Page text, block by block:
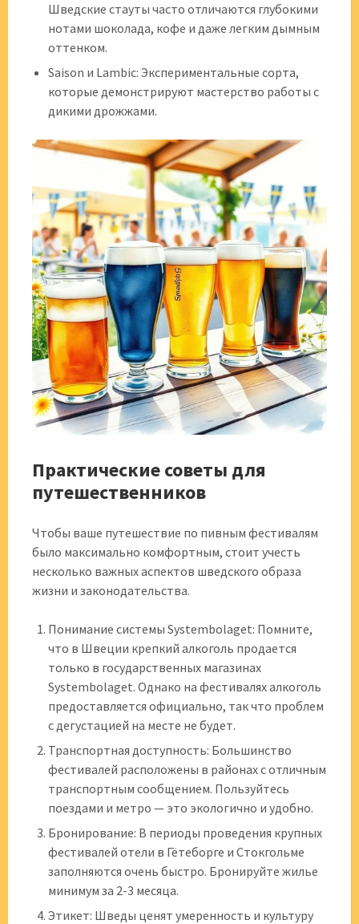
Шведские стауты часто отличаются глубокими
нотами шоколада, кофе и даже легким дымным
оттенком.
Saison и Lambic: Экспериментальные сорта,
которые демонстрируют мастерство работы с
дикими дрожжами.
Практические советы для
путешественников
Чтобы ваше путешествие по пивным фестивалям
было максимально комфортным, стоит учесть
несколько важных аспектов шведского образа
жизни и законодательства.
Понимание системы Systembolaget: Помните,
что в Швеции крепкий алкоголь продается
только в государственных магазинах
Systembolaget. Однако на фестивалях алкоголь
предоставляется официально, так что проблем
с дегустацией на месте не будет.
Транспортная доступность: Большинство
фестивалей расположены в районах с отличным
транспортным сообщением. Пользуйтесь
поездами и метро — это экологично и удобно.
Бронирование: В периоды проведения крупных
фестивалей отели в Гётеборге и Стокгольме
заполняются очень быстро. Бронируйте жилье
минимум за 2-3 месяца.
Этикет: Шведы ценят умеренность и культуру